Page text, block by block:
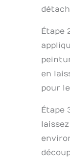
Étape
en
pour
Étape